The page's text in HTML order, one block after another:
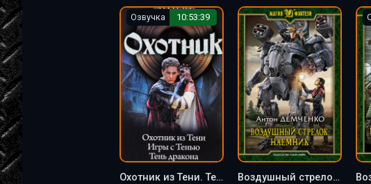
Озвучка 10:53:39
Охотник из Тени. Тень Дракона - Антон Демченко (3) Воздушный стрелок. Наёмник - Антон Демченко (книга 4)